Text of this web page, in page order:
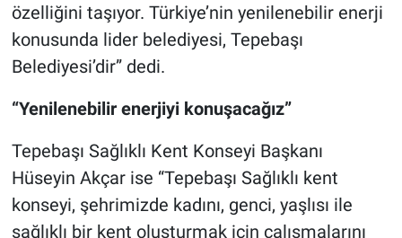
özelliğini taşıyor. Türkiye’nin yenilenebilir enerji
konusunda lider belediyesi, Tepebaşı
Belediyesi’dir” dedi.
“Yenilenebilir enerjiyi konuşacağız”
Tepebaşı Sağlıklı Kent Konseyi Başkanı
Hüseyin Akçar ise “Tepebaşı Sağlıklı kent
konseyi, şehrimizde kadını, genci, yaşlısı ile
sağlıklı bir kent oluşturmak için çalışmalarını